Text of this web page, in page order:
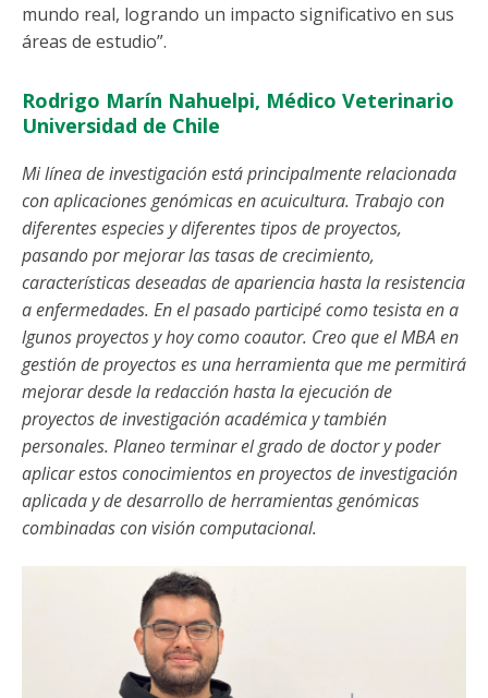
mundo real, logrando un impacto significativo en sus
áreas de estudio”.
Rodrigo Marín Nahuelpi, Médico Veterinario
Universidad de Chile
Mi línea de investigación está principalmente relacionada
con aplicaciones genómicas en acuicultura. Trabajo con
diferentes especies y diferentes tipos de proyectos,
pasando por mejorar las tasas de crecimiento,
características deseadas de apariencia hasta la resistencia
a enfermedades. En el pasado participé como tesista en a
lgunos proyectos y hoy como coautor. Creo que el MBA en
gestión de proyectos es una herramienta que me permitirá
mejorar desde la redacción hasta la ejecución de
proyectos de investigación académica y también
personales. Planeo terminar el grado de doctor y poder
aplicar estos conocimientos en proyectos de investigación
aplicada y de desarrollo de herramientas genómicas
combinadas con visión computacional.